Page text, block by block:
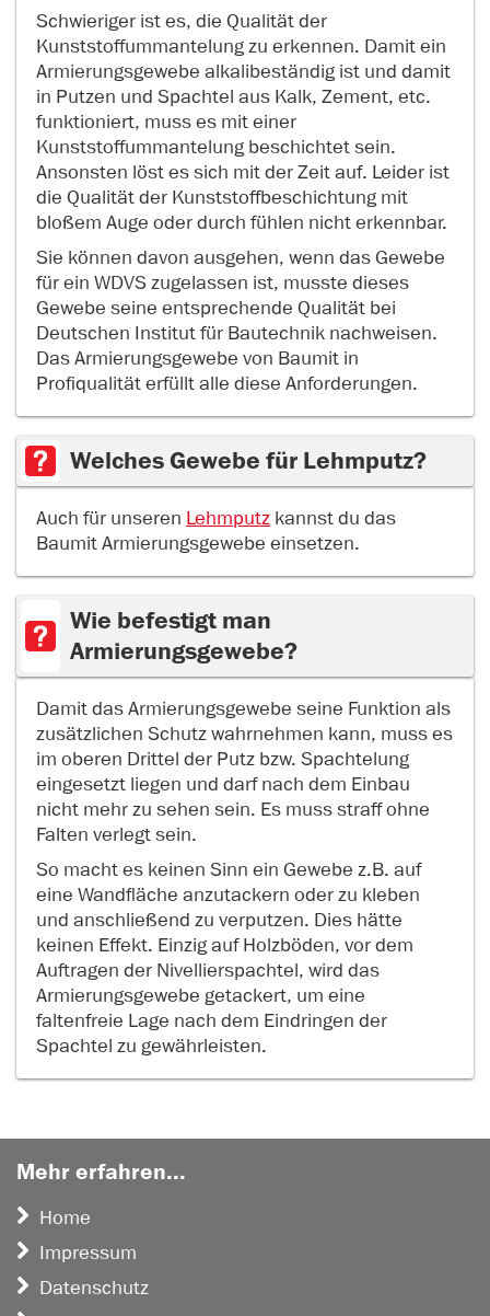
Schwieriger ist es, die Qualität der
Kunststoffummantelung zu erkennen. Damit ein
Armierungsgewebe alkalibeständig ist und damit
in Putzen und Spachtel aus Kalk, Zement, etc.
funktioniert, muss es mit einer
Kunststoffummantelung beschichtet sein.
Ansonsten löst es sich mit der Zeit auf. Leider ist
die Qualität der Kunststoffbeschichtung mit
bloßem Auge oder durch fühlen nicht erkennbar.
Sie können davon ausgehen, wenn das Gewebe
für ein WDVS zugelassen ist, musste dieses
Gewebe seine entsprechende Qualität bei
Deutschen Institut für Bautechnik nachweisen.
Das Armierungsgewebe von Baumit in
Profiqualität erfüllt alle diese Anforderungen.
Welches Gewebe für Lehmputz?
Auch für unseren Lehmputz kannst du das
Baumit Armierungsgewebe einsetzen.
Wie befestigt man
Armierungsgewebe?
Damit das Armierungsgewebe seine Funktion als
zusätzlichen Schutz wahrnehmen kann, muss es
im oberen Drittel der Putz bzw. Spachtelung
eingesetzt liegen und darf nach dem Einbau
nicht mehr zu sehen sein. Es muss straff ohne
Falten verlegt sein.
So macht es keinen Sinn ein Gewebe z.B. auf
eine Wandfläche anzutackern oder zu kleben
und anschließend zu verputzen. Dies hätte
keinen Effekt. Einzig auf Holzböden, vor dem
Auftragen der Nivellierspachtel, wird das
Armierungsgewebe getackert, um eine
faltenfreie Lage nach dem Eindringen der
Spachtel zu gewährleisten.
Mehr erfahren...
Home
Impressum
Datenschutz